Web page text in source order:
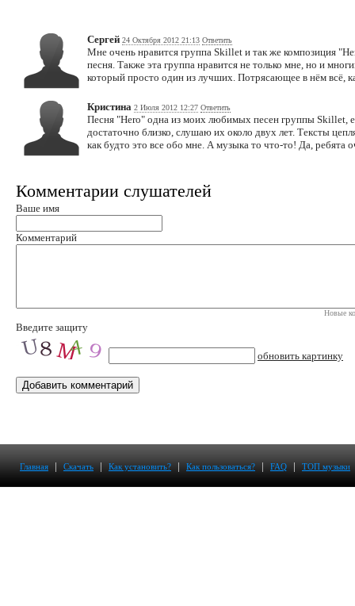
Сергей 24 Октября 2012 21:13 Ответить
Мне очень нравится группа Skillet и так же композиция
песня. Также эта группа нравится не только мне, но и
который просто один из лучших. Потрясающее в нём всё,
Кристина 2 Июля 2012 12:27 Ответить
Песня "Hero" одна из моих любимых песен группы Skillet,
достаточно близко, слушаю их около двух лет. Тексты
как будто это все обо мне. А музыка то что-то! Да, ребята
Комментарии слушателей
Ваше имя
Комментарий
Новые
Введите защиту
обновить картинку
Главная | Скачать | Как установить? | Как пользоваться? | FAQ | ТОП музыки